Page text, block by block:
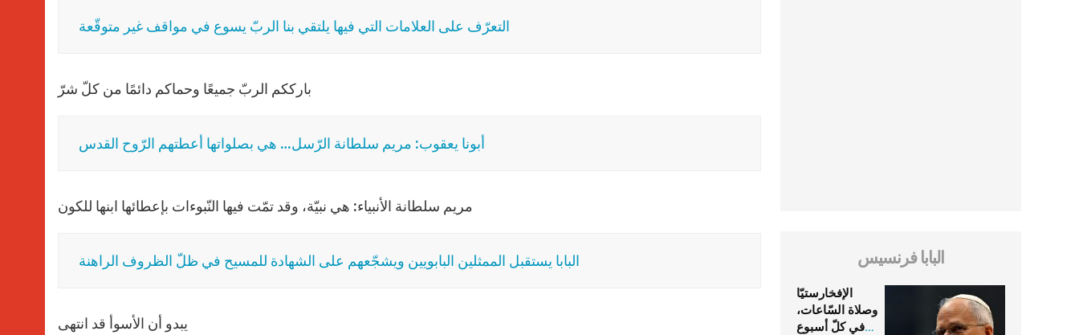
التعرّف على العلامات التي فيها يلتقي بنا الربّ يسوع في مواقف غير متوقّعة
بارككم الربّ جميعًا وحماكم دائمًا من كلّ شرّ
أبونا يعقوب: مريم سلطانة الرّسل… هي بصلواتها أعطتهم الرّوح القدس
مريم سلطانة الأنبياء: هي نبيّة، وقد تمّت فيها النّبوءات بإعطائها ابنها للكون
البابا يستقبل الممثلين البابويين ويشجّعهم على الشهادة للمسيح في ظلّ الظروف الراهنة
يبدو أن الأسوأ قد انتهى
البابا فرنسيس
الإفخارستيّا
وصلاة السّاعات،
في كلّ أسبوع